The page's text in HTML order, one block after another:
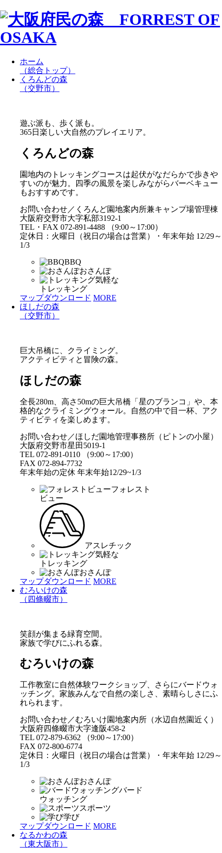
ホーム
（総合トップ）
くろんどの森
（交野市）
遊ぶ派も、歩く派も。
365日楽しい大自然のプレイエリア。
くろんどの森
園地内のトレッキングコースは起伏がなだらかで歩きや
すいのが魅力。四季の風景を楽しみながらバーベキュー
もおすすめです。
お問い合わせ／くろんど園地案内所兼キャンプ場管理棟
大阪府交野市大字私部3192-1
TEL・FAX 072-891-4488 （9:00～17:00）
定休日：火曜日（祝日の場合は営業）・年末年始 12/29～
1/3
BBQ
おさんぽ
気軽な
トレッキング
マップダウンロード MORE
ほしだの森
（交野市）
巨大吊橋に、クライミング。
アクティビティと冒険の森。
ほしだの森
全長280m、高さ50mの巨大吊橋「星のブランコ」や、本
格的なクライミングウォール。自然の中で目一杯、アク
ティビティを楽しめます。
お問い合わせ／ほしだ園地管理事務所（ピトンの小屋）
大阪府交野市星田5019-1
TEL 072-891-0110 （9:00～17:00）
FAX 072-894-7732
年末年始の定休 年末年始12/29~1/3
フォレスト
ビュー
アスレチック
気軽な
トレッキング
おさんぽ
マップダウンロード MORE
むろいけの森
（四條畷市）
笑顔が集まる緑育空間。
家族で学びにふれる森。
むろいけの森
工作教室に自然体験ワークショップ、さらにバードウォ
ッチング。家族みんなで自然の楽しさ、素晴らしさにふ
れられます。
お問い合わせ／むろいけ園地案内所（水辺自然園近く）
大阪府四條畷市大字逢阪458-2
TEL 072-879-6362 （9:00～17:00）
FAX 072-800-6774
定休日：火曜日（祝日の場合は営業）・年末年始 12/29～
1/3
おさんぽ
バード
ウォッチング
スポーツ
学び
マップダウンロード MORE
なるかわの森
（東大阪市）